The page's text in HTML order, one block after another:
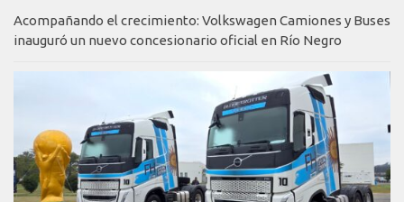
Acompañando el crecimiento: Volkswagen Camiones y Buses
inauguró un nuevo concesionario oficial en Río Negro